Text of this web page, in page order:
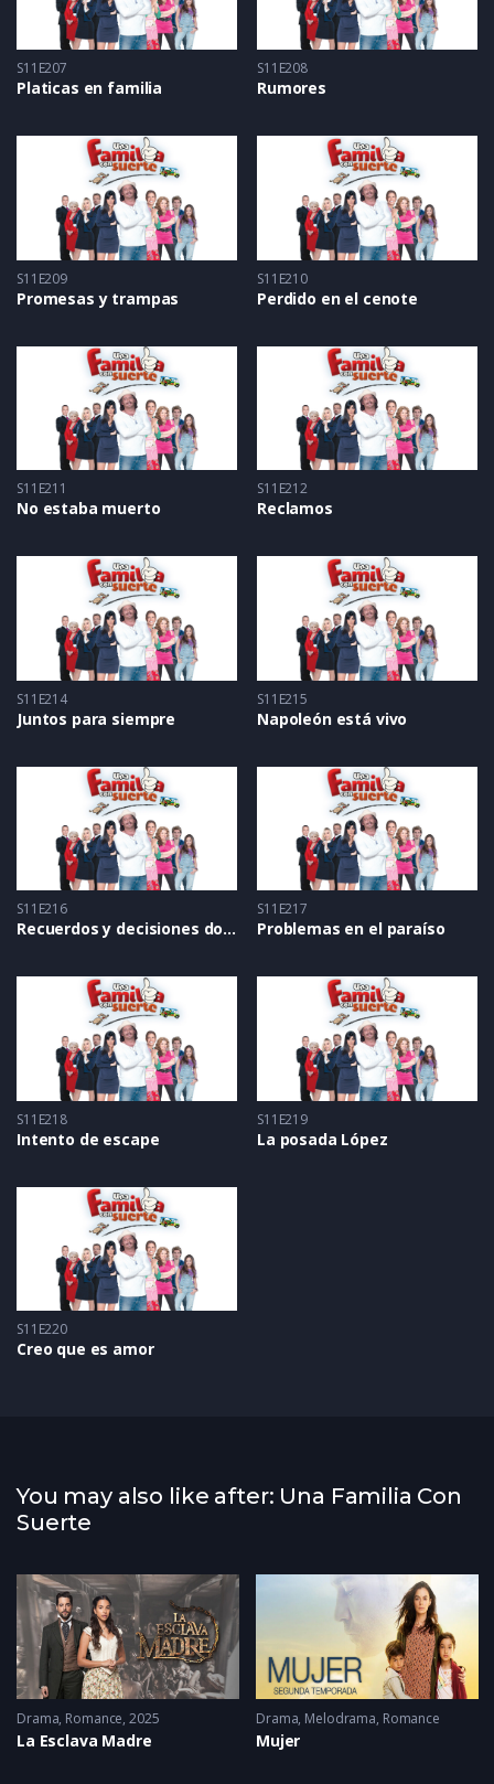
S11E207
Platicas en familia
S11E208
Rumores
S11E209
Promesas y trampas
S11E210
Perdido en el cenote
S11E211
No estaba muerto
S11E212
Reclamos
S11E214
Juntos para siempre
S11E215
Napoleón está vivo
S11E216
Recuerdos y decisiones dolorosas
S11E217
Problemas en el paraíso
S11E218
Intento de escape
S11E219
La posada López
S11E220
Creo que es amor
You may also like after: Una Familia Con
Suerte
Drama, Romance 2025
La Esclava Madre
Drama, Melodrama, Romance
Mujer